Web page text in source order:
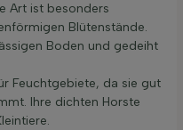
Art ist besonders
Blütenstände.
Boden und gedeiht
Feuchtgebiete, da sie gut
Ihre dichten Horste